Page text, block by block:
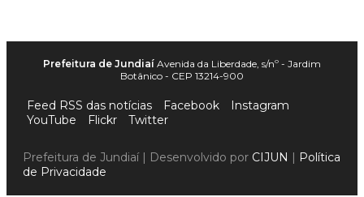
Prefeitura de Jundiaí Avenida da Liberdade, s/nº - Jardim
Botânico - CEP 13214-900
Feed RSS das notícias Facebook
Instagram
YouTube
Flickr Twitter
Prefeitura de Jundiaí | Desenvolvido por CIJUN
Política
de Privacidade